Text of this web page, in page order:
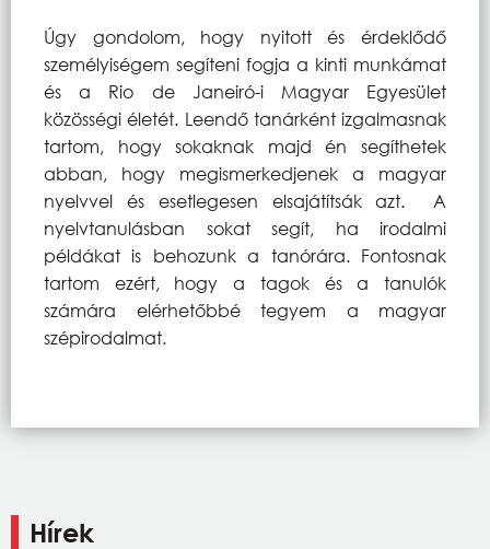
Úgy gondolom, hogy nyitott és érdeklődő
személyiségem segíteni fogja a kinti munkámat
és a Rio de Janeiró-i Magyar Egyesület
közösségi életét. Leendő tanárként izgalmasnak
tartom, hogy sokaknak majd én segíthetek
abban, hogy megismerkedjenek a magyar
nyelvvel és esetlegesen elsajátítsák azt. A
nyelvtanulásban sokat segít, ha irodalmi
példákat is behozunk a tanórára. Fontosnak
tartom ezért, hogy a tagok és a tanulók
számára elérhetőbbé tegyem a magyar
szépirodalmat.
Hírek